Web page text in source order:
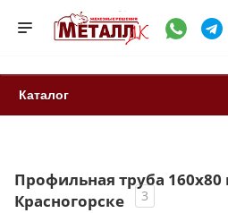
Каталог
Профильная труба 160x80
Красногорске
3